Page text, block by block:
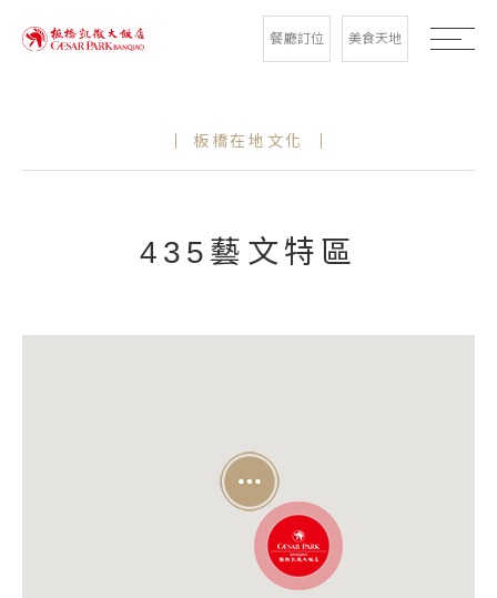
餐廳訂位 美食天地
板橋在地文化
435藝文特區